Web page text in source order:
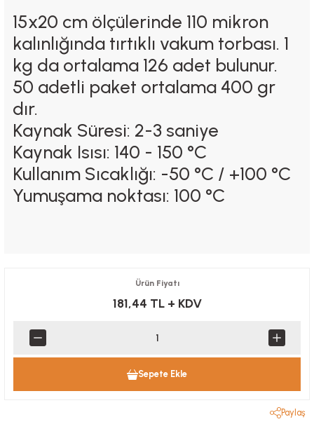
15x20 cm ölçülerinde 110 mikron
kalınlığında tırtıklı vakum torbası. 1
kg da ortalama 126 adet bulunur.
50 adetli paket ortalama 400 gr
dır.
Kaynak Süresi: 2-3 saniye
Kaynak Isısı: 140 - 150 °C
Kullanım Sıcaklığı: -50 °C / +100 °C
Yumuşama noktası: 100 °C
Ürün Fiyatı
181,44 TL + KDV
Sepete Ekle
Paylaş